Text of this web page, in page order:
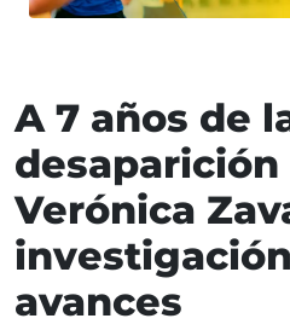
A 7 años de
desaparición
Verónica
avances